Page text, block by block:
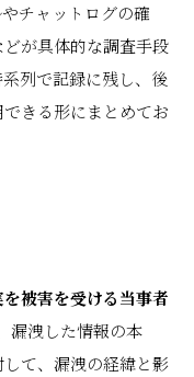
チャットログの確
が具体的な調査手段
列で記録に残し、後
きる形にまとめてお
被害を受ける当事者
漏洩した情報の本
て、漏洩の経緯と影